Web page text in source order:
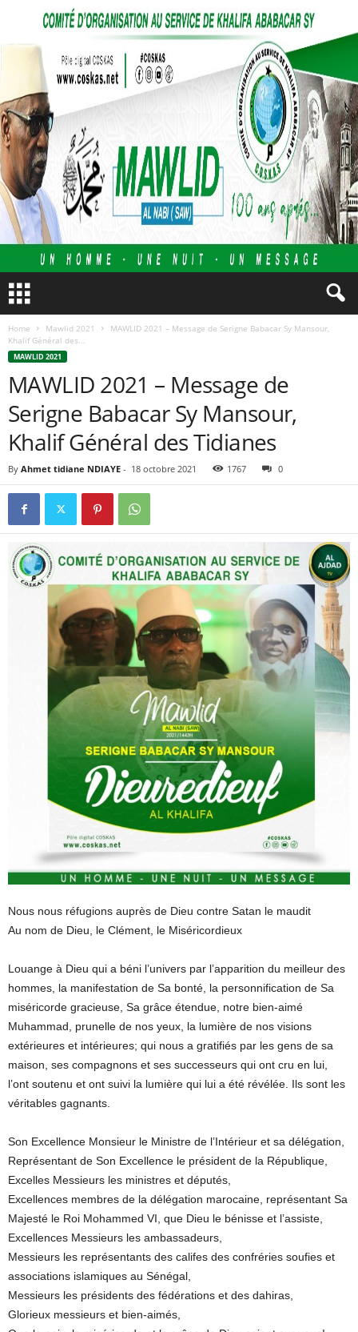
Home Mawlid 2021
MAWLID 2021 – Message de Serigne Babacar Sy Mansour,
Khalif Général des...
MAWLID 2021
MAWLID 2021 – Message de
Serigne Babacar Sy Mansour,
Khalif Général des Tidianes
By Ahmet tidiane NDIAYE - 18 octobre 2021 1767 0
Nous nous réfugions auprès de Dieu contre Satan le maudit
Au nom de Dieu, le Clément, le Miséricordieux
Louange à Dieu qui a béni l’univers par l’apparition du meilleur des
hommes, la manifestation de Sa bonté, la personnification de Sa
miséricorde gracieuse, Sa grâce étendue, notre bien-aimé
Muhammad, prunelle de nos yeux, la lumière de nos visions
extérieures et intérieures; qui nous a gratifiés par les gens de sa
maison, ses compagnons et ses successeurs qui ont cru en lui,
l’ont soutenu et ont suivi la lumière qui lui a été révélée. Ils sont les
véritables gagnants.
Son Excellence Monsieur le Ministre de l’Intérieur et sa délégation,
Représentant de Son Excellence le président de la République,
Excelles Messieurs les ministres et députés,
Excellences membres de la délégation marocaine, représentant Sa
Majesté le Roi Mohammed VI, que Dieu le bénisse et l’assiste,
Excellences Messieurs les ambassadeurs,
Messieurs les représentants des califes des confréries soufies et
associations islamiques au Sénégal,
Messieurs les présidents des fédérations et des dahiras,
Glorieux messieurs et bien-aimés,